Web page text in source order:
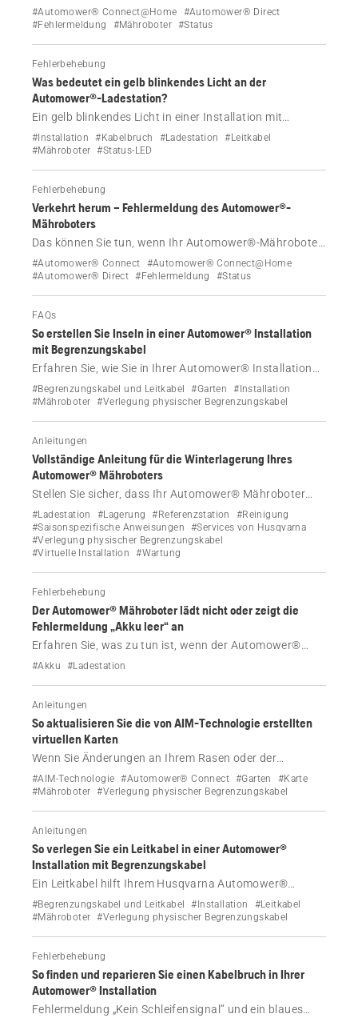
Mähroboter die Fehlermeldung „Problem Antrieb“
anzeigt.
#Automower® Connect@Home
#Automower® Direct
#Fehlermeldung
#Mähroboter #Status
Fehlerbehebung
Was bedeutet ein gelb blinkendes Licht an der
Automower®-Ladestation?
Ein gelb blinkendes Licht in einer Installation mit
Begrenzungskabel bedeutet, dass das Leitkabel
beschädigt oder getrennt ist. Mehr erfahren.
#Installation #Kabelbruch #Ladestation
#Leitkabel
#Mähroboter
#Status-LED
Fehlerbehebung
Verkehrt herum – Fehlermeldung des Automower®-
Mähroboters
Das können Sie tun, wenn Ihr Automower®-Mähroboter
die Fehlermeldung „Verkehrt herum“ anzeigt.
#Automower® Connect
#Automower® Connect@Home
#Automower® Direct #Fehlermeldung #Status
FAQs
So erstellen Sie Inseln in einer Automower® Installation
mit Begrenzungskabel
Erfahren Sie, wie Sie in Ihrer Automower® Installation
mit physischem Begrenzungskabel Inseln erstellen, um
bestimmte Bereiche wie Blumenbeete und Steingärten
#Begrenzungskabel und Leitkabel #Garten
#Installation
#Mähroboter
#Verlegung physischer Begrenzungskabel
Anleitungen
Vollständige Anleitung für die Winterlagerung Ihres
Automower® Mähroboters
Stellen Sie sicher, dass Ihr Automower® Mähroboter
bereit für den Winter ist – mit unserem Leitfaden zur
ordnungsgemäßen Lagerung, Wartung und
Händlerservices, mit denen Ihr Mäher bis zum Frühjahr
in gutem Zustand bleibt.
#Ladestation #Lagerung #Referenzstation
#Reinigung
#Saisonspezifische Anweisungen
#Services von Husqvarna
#Verlegung physischer Begrenzungskabel
#Virtuelle Installation
#Wartung
Fehlerbehebung
Der Automower® Mähroboter lädt nicht oder zeigt die
Fehlermeldung „Akku leer“ an
Erfahren Sie, was zu tun ist, wenn der Automower®
Mähroboter nicht lädt, die Ladestation immer wieder
#Akku #Ladestation
Anleitungen
So aktualisieren Sie die von AIM-Technologie erstellten
virtuellen Karten
Wenn Sie Änderungen an Ihrem Rasen oder der
Installation des Automower® Mähroboters mit einem
physischen Begrenzungskabel vornehmen, können Sie
#AIM-Technologie #Automower® Connect #Garten
#Karte
#Mähroboter
#Verlegung physischer Begrenzungskabel
Anleitungen
So verlegen Sie ein Leitkabel in einer Automower®
Installation mit Begrenzungskabel
Ein Leitkabel hilft Ihrem Husqvarna Automower®
Mähroboter mit physischem Begrenzungskabel, seinen
Weg zur Ladestation zu finden. Erfahren Sie, wie es
#Begrenzungskabel und Leitkabel #Installation
#Leitkabel
#Mähroboter
#Verlegung physischer Begrenzungskabel
Fehlerbehebung
So finden und reparieren Sie einen Kabelbruch in Ihrer
Automower® Installation
Fehlermeldung „Kein Schleifensignal“ und ein blaues